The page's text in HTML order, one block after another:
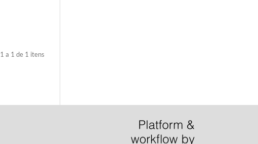
1 a 1 de 1 itens